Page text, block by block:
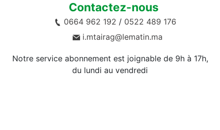
Contactez-nous
0664 962 192 / 0522 489 176
i.mtairag@lematin.ma
Notre service abonnement est joignable de 9h à 17h,
du lundi au vendredi